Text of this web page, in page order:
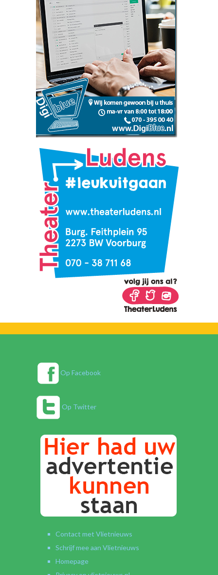
Op Facebook
Op Twitter
Contact met Vlietnieuws
Schrijf mee aan Vlietnieuws
Homepage